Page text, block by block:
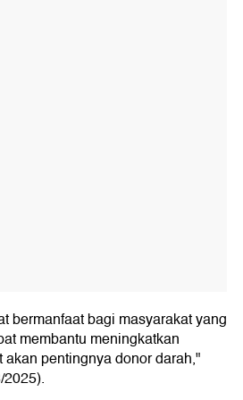
bermanfaat bagi masyarakat yang
membantu meningkatkan
pentingnya donor darah,"